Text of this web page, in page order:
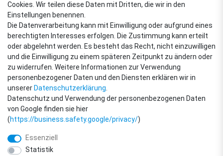
VERSANDARTEN
ZAHLUNGSARTEN
Cookies. Wir teilen diese Daten mit Dritten, die wir in den
Einstellungen benennen.
Die Datenverarbeitung kann mit Einwilligung oder aufgrund eines
berechtigten Interesses erfolgen. Die Zustimmung kann erteilt
oder abgelehnt werden. Es besteht das Recht, nicht einzuwilligen
und die Einwilligung zu einem späteren Zeitpunkt zu ändern oder
zu widerrufen. Weitere Informationen zur Verwendung
personenbezogener Daten und den Diensten erklären wir in
unserer Daten­schutz­erklärung
Datenschutz und Verwendung der personenbezogenen Daten
von Google finden sie hier
(https://business.safety.google/privacy/)
Essenziell
Statistik